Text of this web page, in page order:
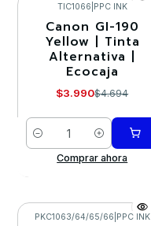
-15%
TIC1066 PPC INK
Canon GI-190
Yellow | Tinta
Alternativa |
Ecocaja
$3.990$4.694
Cantidad
Comprar ahora
PKC1063/64/65/66 PPC INK